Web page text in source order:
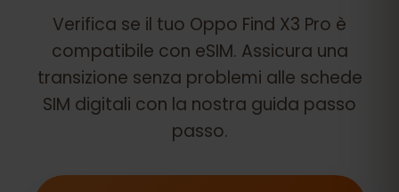
Verifica se il tuo Oppo Find X3 Pro è
compatibile con eSIM. Assicura una
transizione senza problemi alle schede
SIM digitali con la nostra guida passo
passo.